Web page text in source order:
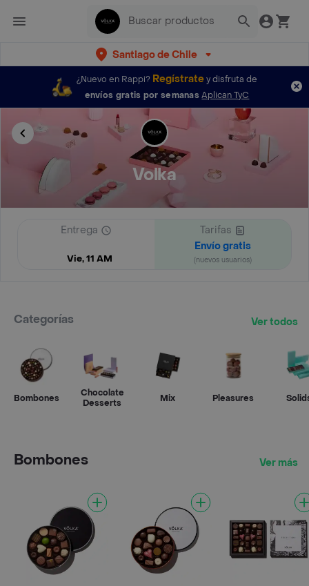
Santiago de Chile
¿Nuevo en Rappi? Regístratey disfruta de
envíos gratis por semanas Aplican TyC
Volka
Entrega
Vie, 11 AM
Tarifas
Envío gratis
(nuevos usuarios)
Categorías Ver todos
Bombones
Chocolate
Desserts
Mix Pleasures
Bombones Ver más